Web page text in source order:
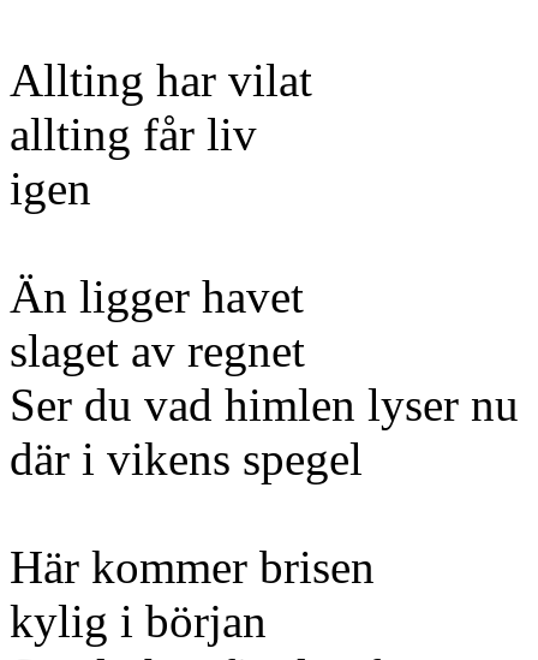
Allting har vilat
allting får liv
igen
Än ligger havet
slaget av regnet
Ser du vad himlen lyser nu
där i vikens spegel
Här kommer brisen
kylig i början